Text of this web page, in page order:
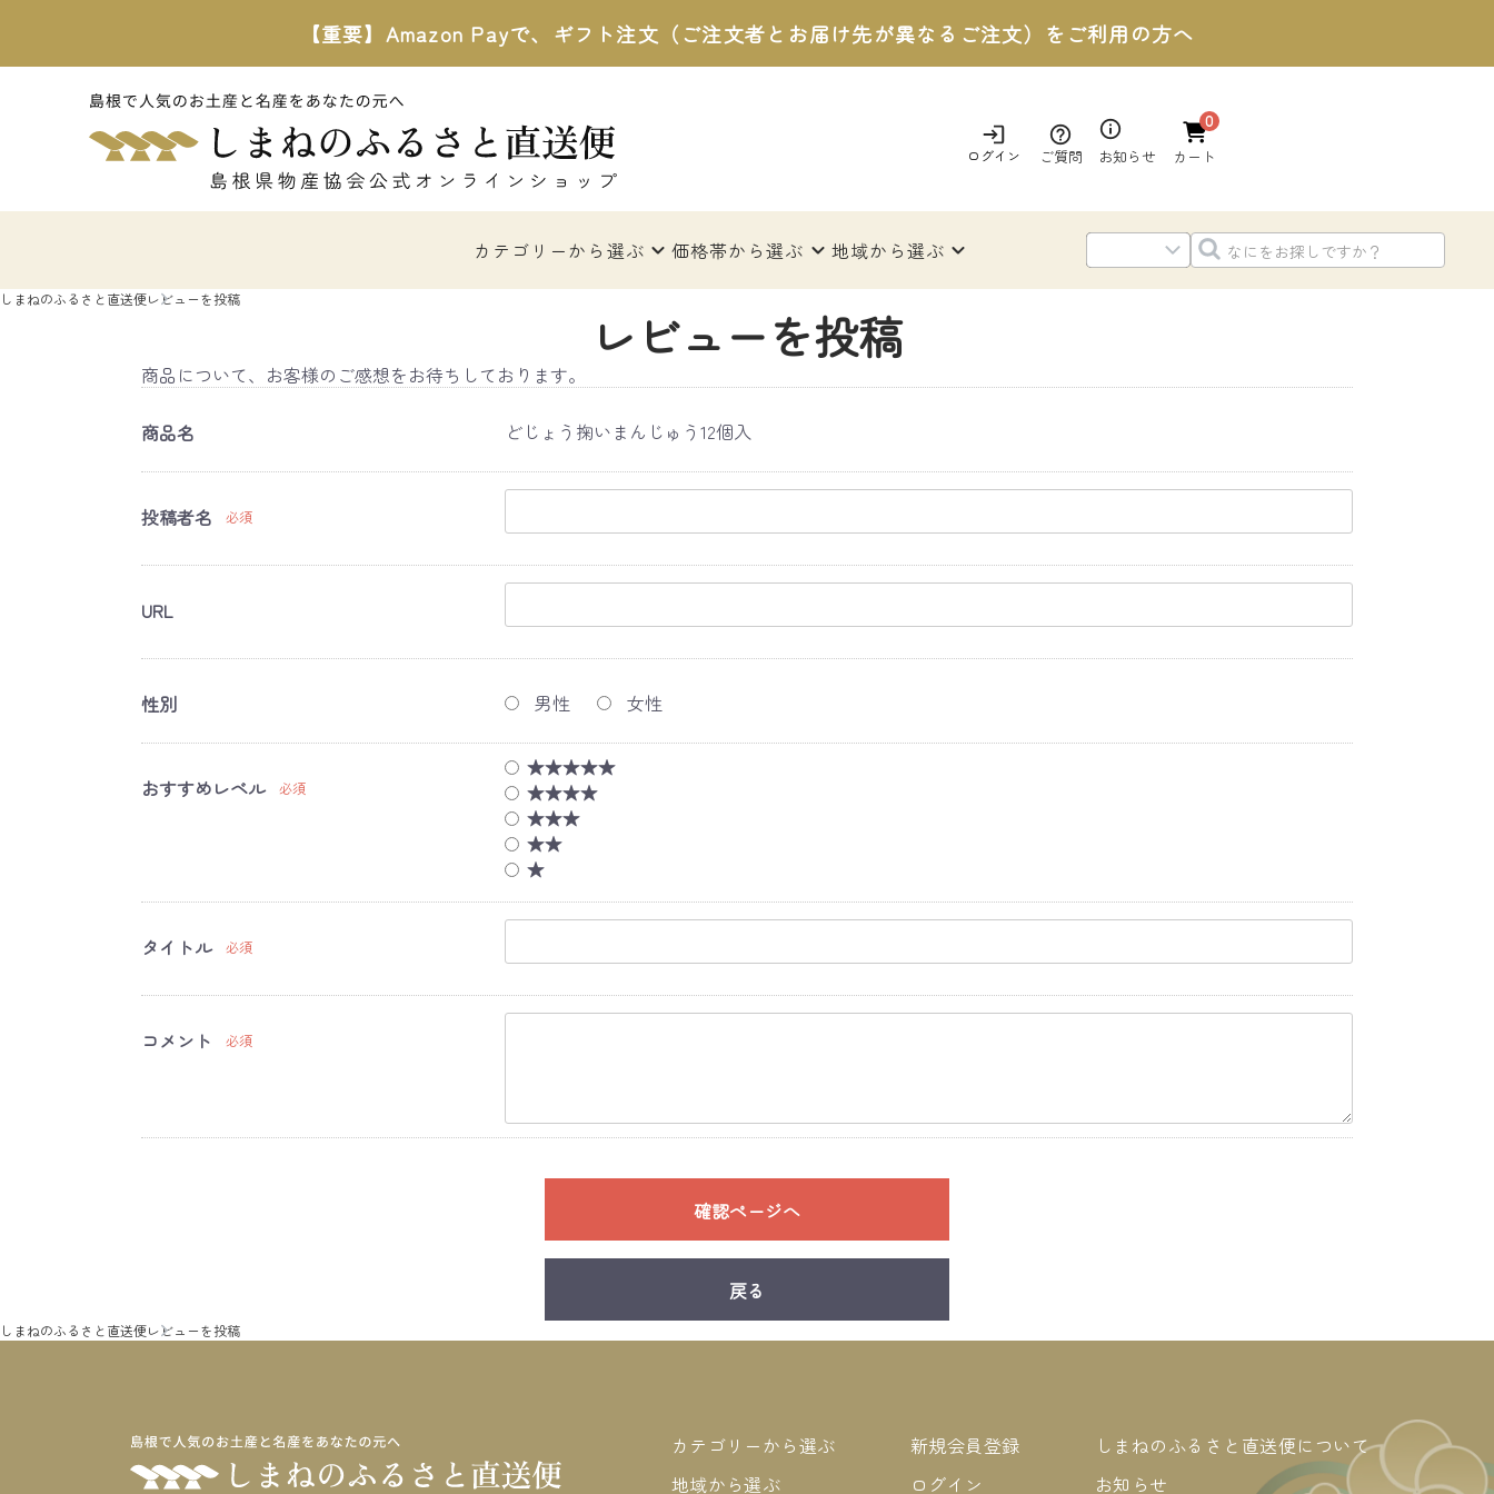
【重要】Amazon Payで、ギフト注文（ご注文者とお届け先が異なるご注文）をご利用の方へ
ログイン ご質問 お知らせ
0
カート
カテゴリーから選ぶ 価格帯から選ぶ 地域から選ぶ
しまねのふるさと直送便レビューを投稿
レビューを投稿
商品について、お客様のご感想をお待ちしております。
商品名 どじょう掬いまんじゅう12個入
投稿者名 必須
URL
性別 男性 女性
おすすめレベル 必須
★★★★★
★★★★
★★★
★★
★
タイトル 必須
コメント 必須
確認ページへ
戻る
しまねのふるさと直送便レビューを投稿
カテゴリーから選ぶ
地域から選ぶ
新規会員登録
ログイン
しまねのふるさと直送便について
お知らせ